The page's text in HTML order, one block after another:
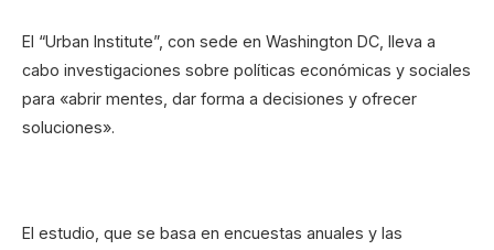
El “Urban Institute”, con sede en Washington DC, lleva a
cabo investigaciones sobre políticas económicas y sociales
para «abrir mentes, dar forma a decisiones y ofrecer
soluciones».
El estudio, que se basa en encuestas anuales y las